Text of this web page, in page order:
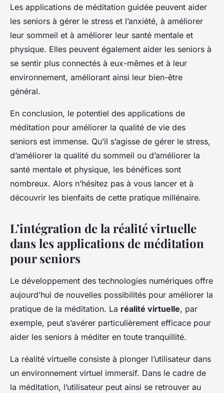
Les applications de méditation guidée peuvent aider
les seniors à gérer le stress et l’anxiété, à améliorer
leur sommeil et à améliorer leur santé mentale et
physique. Elles peuvent également aider les seniors à
se sentir plus connectés à eux-mêmes et à leur
environnement, améliorant ainsi leur bien-être
général.
En conclusion, le potentiel des applications de
méditation pour améliorer la qualité de vie des
seniors est immense. Qu’il s’agisse de gérer le stress,
d’améliorer la qualité du sommeil ou d’améliorer la
santé mentale et physique, les bénéfices sont
nombreux. Alors n’hésitez pas à vous lancer et à
découvrir les bienfaits de cette pratique millénaire.
L’intégration de la réalité virtuelle
dans les applications de méditation
pour seniors
Le développement des technologies numériques offre
aujourd’hui de nouvelles possibilités pour améliorer la
pratique de la méditation. La réalité virtuelle, par
exemple, peut s’avérer particulièrement efficace pour
aider les seniors à méditer en toute tranquillité.
La réalité virtuelle consiste à plonger l’utilisateur dans
un environnement virtuel immersif. Dans le cadre de
la méditation, l’utilisateur peut ainsi se retrouver au